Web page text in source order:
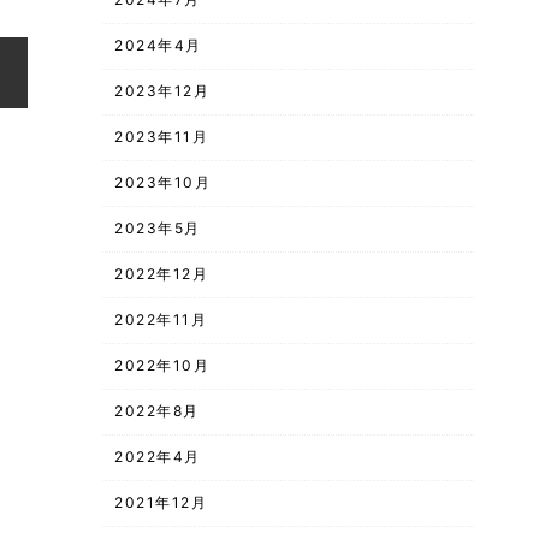
2024年4月
2023年12月
2023年11月
2023年10月
2023年5月
2022年12月
2022年11月
2022年10月
2022年8月
2022年4月
2021年12月